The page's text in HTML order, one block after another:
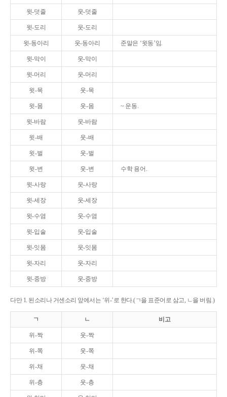
윗-덧줄 웃-덧줄
윗-도리 웃-도리
윗-동아리 웃-동아리 준말은 ‘윗동’임.
윗-막이 웃-막이
윗-머리 웃-머리
윗-목 웃-목
윗-몸 웃-몸 ~ 운동.
윗-바람 웃-바람
윗-배 웃-배
윗-벌 웃-벌
윗-변 웃-변 수학 용어.
윗-사랑 웃-사랑
윗-세장 웃-세장
윗-수염 웃-수염
윗-입술 웃-입술
윗-잇몸 웃-잇몸
윗-자리 웃-자리
윗-중방 웃-중방
다만 1. 된소리나 거센소리 앞에서는 ‘위-’로 한다.(ㄱ을 표준어로 삼고, ㄴ을 버림.)
ㄱ ㄴ 비고
위-짝 웃-짝
위-쪽 웃-쪽
위-채 웃-채
위-층 웃-층